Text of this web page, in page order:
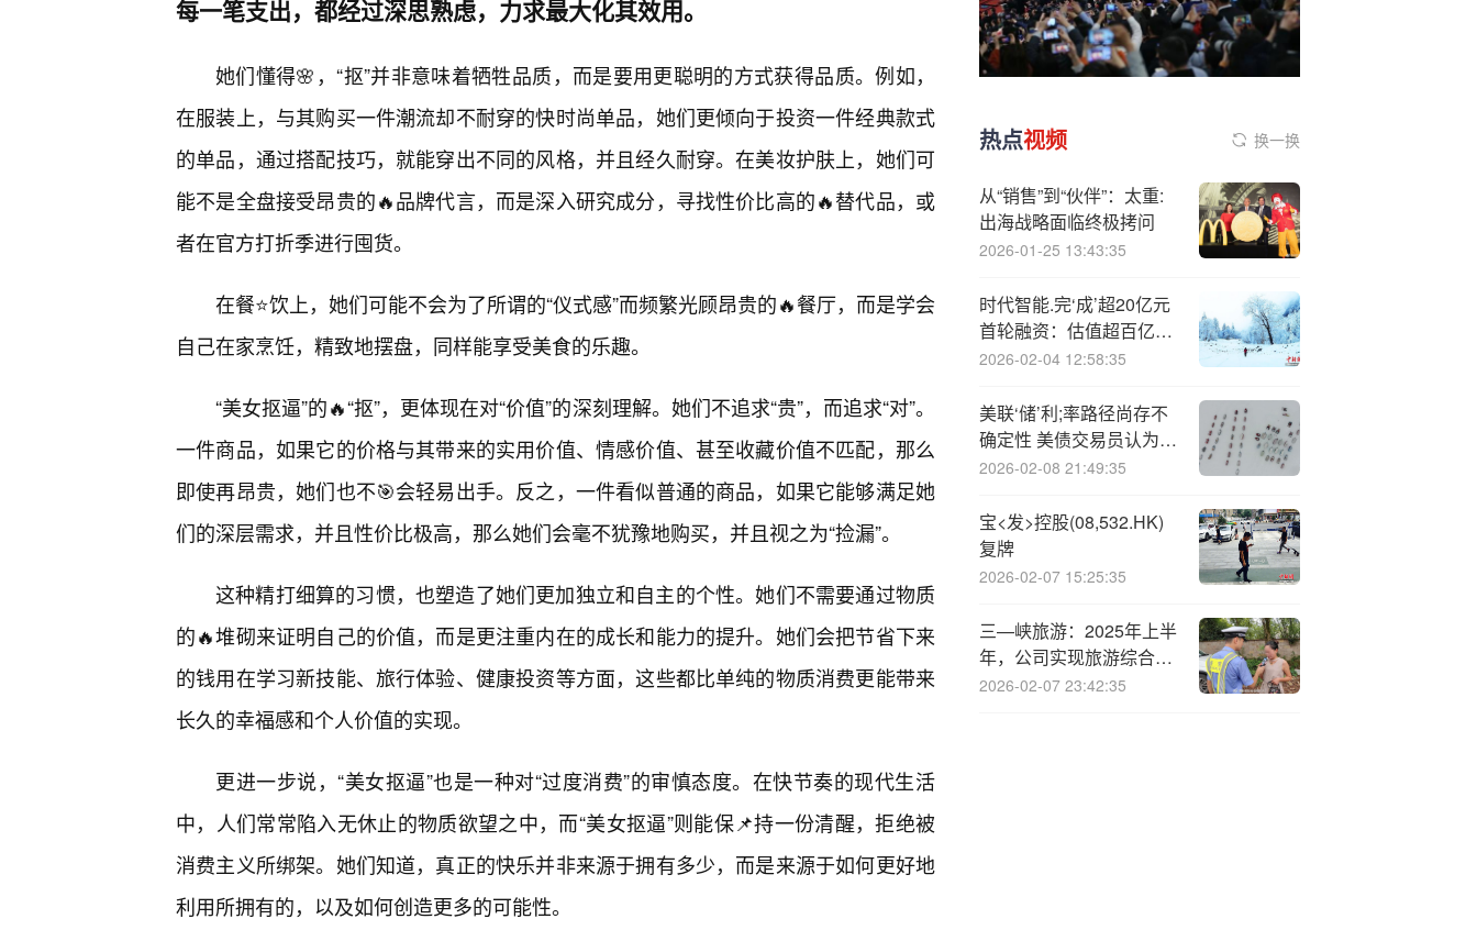
每一笔支出，都经过深思熟虑，力求最大化其效用。
她们懂得🌸，“抠”并非意味着牺牲品质，而是要用更聪明的方式获得品质。例如，
在服装上，与其购买一件潮流却不耐穿的快时尚单品，她们更倾向于投资一件经典款式
的单品，通过搭配技巧，就能穿出不同的风格，并且经久耐穿。在美妆护肤上，她们可
能不是全盘接受昂贵的🔥品牌代言，而是深入研究成分，寻找性价比高的🔥替代品，或
者在官方打折季进行囤货。
在餐⭐饮上，她们可能不会为了所谓的“仪式感”而频繁光顾昂贵的🔥餐厅，而是学会
自己在家烹饪，精致地摆盘，同样能享受美食的乐趣。
“美女抠逼”的🔥“抠”，更体现在对“价值”的深刻理解。她们不追求“贵”，而追求“对”。
一件商品，如果它的价格与其带来的实用价值、情感价值、甚至收藏价值不匹配，那么
即使再昂贵，她们也不🎯会轻易出手。反之，一件看似普通的商品，如果它能够满足她
们的深层需求，并且性价比极高，那么她们会毫不犹豫地购买，并且视之为“捡漏”。
这种精打细算的习惯，也塑造了她们更加独立和自主的个性。她们不需要通过物质
的🔥堆砌来证明自己的价值，而是更注重内在的成长和能力的提升。她们会把节省下来
的钱用在学习新技能、旅行体验、健康投资等方面，这些都比单纯的物质消费更能带来
长久的幸福感和个人价值的实现。
更进一步说，“美女抠逼”也是一种对“过度消费”的审慎态度。在快节奏的现代生活
中，人们常常陷入无休止的物质欲望之中，而“美女抠逼”则能保📌持一份清醒，拒绝被
消费主义所绑架。她们知道，真正的快乐并非来源于拥有多少，而是来源于如何更好地
利用所拥有的，以及如何创造更多的可能性。
热点视频 换一换
从“销售”到“伙伴”：太重:
出海战略面临终极拷问
2026-01-25 13:43:35
时代智能.完‘成’超20亿元
首轮融资：估值超百亿，
成智能底盘首家独角兽
2026-02-04 12:58:35
美联‘储’利;率路径尚存不
确定性 美债交易员认为收
益率曲线中部是“优选”
2026-02-08 21:49:35
宝<发>控股(08,532.HK)
复牌
2026-02-07 15:25:35
三—峡旅游：2025年上半
年，公司实现旅游综合业
务营收2.86亿元
2026-02-07 23:42:35